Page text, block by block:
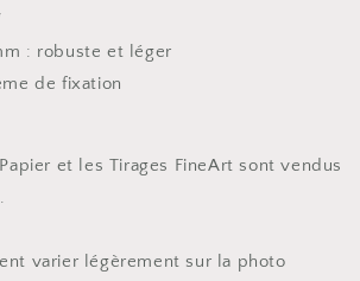
: robuste et léger
de fixation
et les Tirages FineArt sont vendus
varier légèrement sur la photo